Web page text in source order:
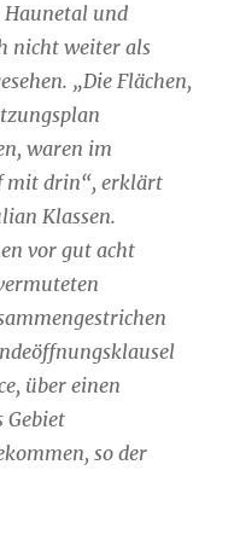
Haunetal und
nicht weiter als
„Die Flächen,
waren im
mit drin“, erklärt
Klassen.
vor gut acht
über einen
Gebiet
so der